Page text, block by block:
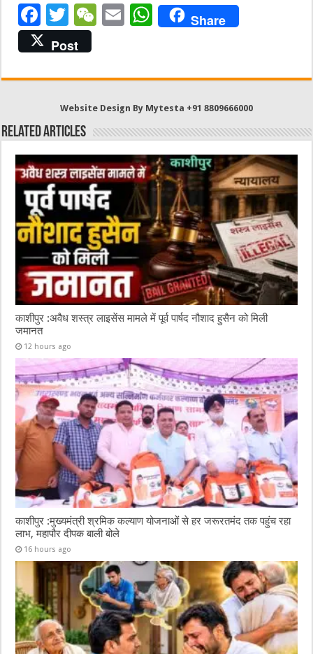
F
a
c
e
o
o
k
T
w
it
te
r
W
h
at
E
l
W
s
A
p
p
Share
Post
Website Design By Mytesta +91 8809666000
Related Articles
काशीपुर :अवैध शस्त्र लाइसेंस मामले में पूर्व पार्षद नौशाद हुसैन को मिली
जमानत
12 hours ago
काशीपुर :मुख्यमंत्री श्रमिक कल्याण योजनाओं से हर जरूरतमंद तक पहुंच रहा
लाभ, महापौर दीपक बाली बोले
16 hours ago